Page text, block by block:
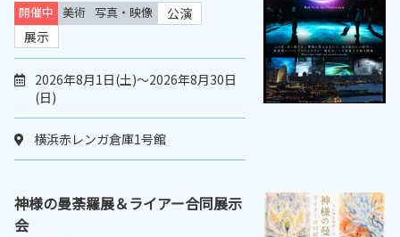
開催中 美術 写真・映像
公演
展示
2026年8月1日(土)～2026年8月30日
(日)
横浜赤レンガ倉庫1号館
神様の曼荼羅展＆ライアー合同展示
会